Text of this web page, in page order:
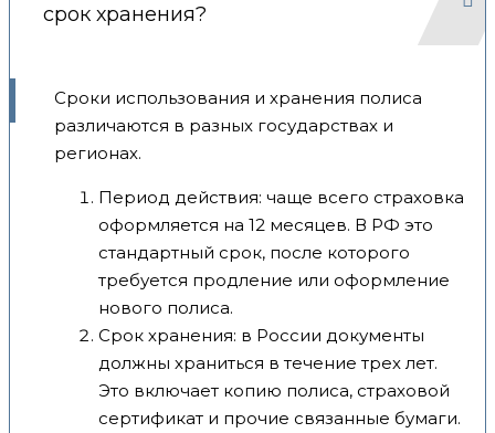
срок хранения?
Сроки использования и хранения полиса
различаются в разных государствах и
регионах.
Период действия: чаще всего страховка
оформляется на 12 месяцев. В РФ это
стандартный срок, после которого
требуется продление или оформление
нового полиса.
Срок хранения: в России документы
должны храниться в течение трех лет.
Это включает копию полиса, страховой
сертификат и прочие связанные бумаги.